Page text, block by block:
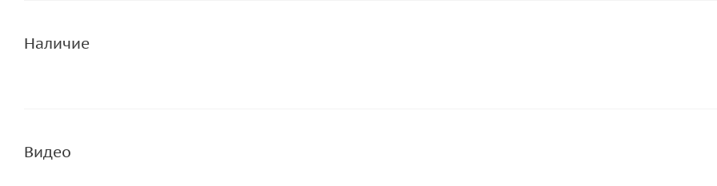
Наличие
Видео